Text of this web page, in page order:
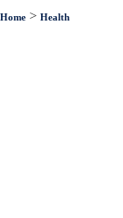
Home > Health